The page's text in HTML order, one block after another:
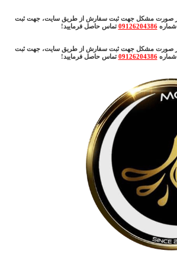
در صورت مشکل جهت ثبت سفارش از طریق سایت، جهت ثبت
شماره09126204386 تماس حاصل فرمایید!
در صورت مشکل جهت ثبت سفارش از طریق سایت، جهت ثبت
شماره09126204386 تماس حاصل فرمایید!